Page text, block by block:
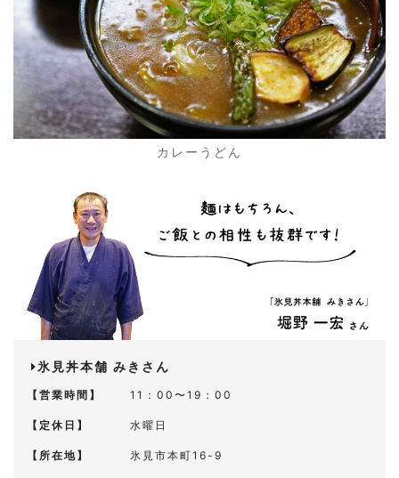
カレーうどん
氷見丼本舗 みきさん
【営業時間】 11：00〜19：00
【定休日】 水曜日
【所在地】 氷見市本町16-9